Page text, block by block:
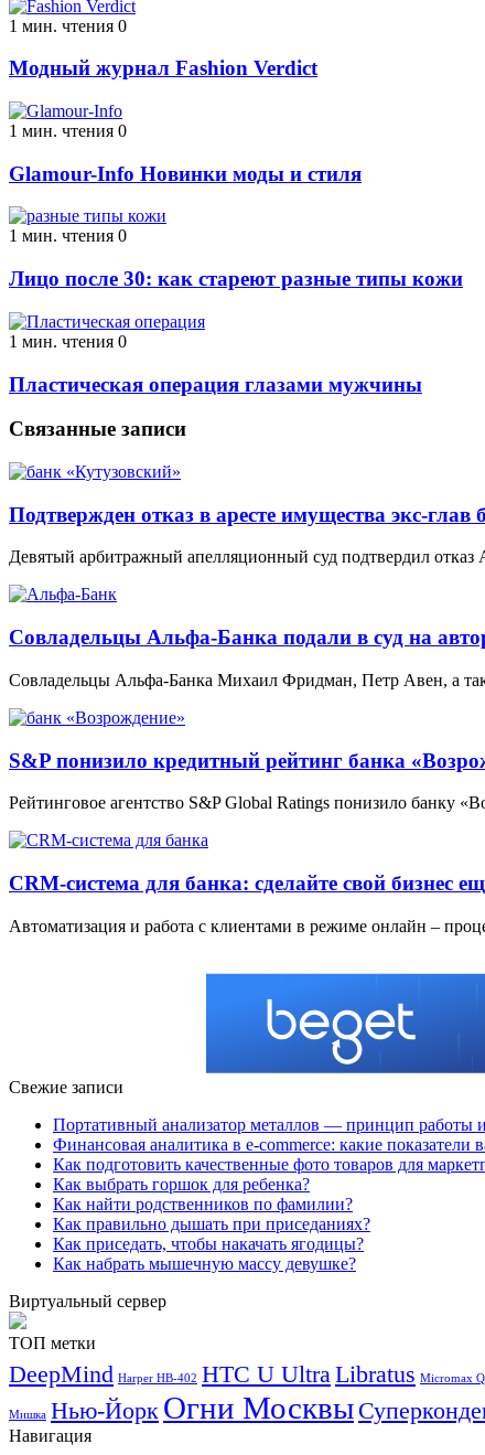
1 мин. чтения 0
Модный журнал Fashion Verdict
1 мин. чтения 0
Glamour-Info Новинки моды и стиля
1 мин. чтения 0
Лицо после 30: как стареют разные типы кожи
1 мин. чтения 0
Пластическая операция глазами мужчины
Связанные записи
Подтвержден отказ в аресте имущества экс-
Девятый арбитражный апелляционный суд подтвердил
Совладельцы Альфа-Банка подали в суд на
Совладельцы Альфа-Банка Михаил Фридман, Петр Авен, а
S&P понизило кредитный рейтинг банка
Рейтинговое агентство S&P Global Ratings понизило банку
CRM-система для банка: сделайте свой бизнес
Автоматизация и работа с клиентами в режиме онлайн –
Свежие записи
Портативный анализатор металлов — принцип работы
Финансовая аналитика в e-commerce: какие показатели
Как подготовить качественные фото товаров для
Как выбрать горшок для ребенка?
Как найти родственников по фамилии?
Как правильно дышать при приседаниях?
Как приседать, чтобы накачать ягодицы?
Как набрать мышечную массу девушке?
Виртуальный сервер
ТОП метки
DeepMind Harper HB-402 HTC U Ultra Libratus Micromax
Мишка Нью-Йорк Огни Москвы
Навигация